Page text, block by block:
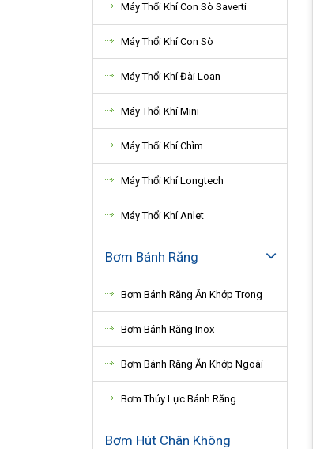
Máy Thổi Khí Con Sò Saverti
Máy Thổi Khí Con Sò
Máy Thổi Khí Đài Loan
Máy Thổi Khí Mini
Máy Thổi Khí Chìm
Máy Thổi Khí Longtech
Máy Thổi Khí Anlet
Bơm Bánh Răng
Bơm Bánh Răng Ăn Khớp Trong
Bơm Bánh Răng Inox
Bơm Bánh Răng Ăn Khớp Ngoài
Bơm Thủy Lực Bánh Răng
Bơm Hút Chân Không